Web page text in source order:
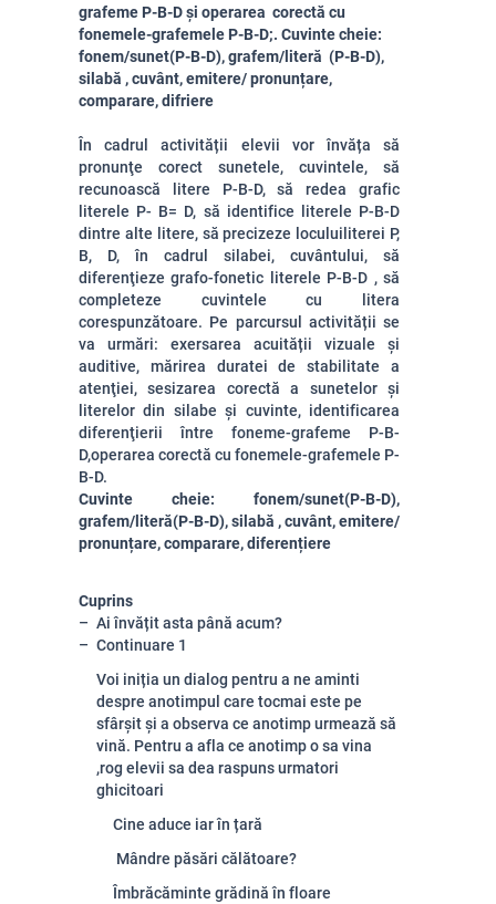
grafeme P-B-D și operarea corectă cu
fonemele-grafemele P-B-D;. Cuvinte cheie:
fonem/sunet(P-B-D), grafem/literă (P-B-D),
silabă , cuvânt, emitere/ pronunțare,
comparare, difriere
În cadrul activității elevii vor învăța să
pronunţe corect sunetele, cuvintele, să
recunoască litere P-B-D,să redea grafic
literele P- B= D, să identifice literele P-B-D
dintre alte litere, să precizeze loculuiliterei P,
B, D, în cadrul silabei, cuvântului, să
diferenţieze grafo-fonetic literele P-B-D , să
completeze cuvintele cu litera
corespunzătoare. Pe parcursul activității se
va urmări: exersarea acuității vizuale și
auditive, mărirea duratei de stabilitate a
atenţiei,sesizarea corectă a sunetelor și
literelor din silabe și cuvinte, identificarea
diferenţierii între foneme-grafeme P-B-
D,operarea corectă cu fonemele-grafemele P-
B-D.
Cuvinte cheie: fonem/sunet(P-B-D),
grafem/literă(P-B-D), silabă , cuvânt, emitere/
pronunțare, comparare, diferențiere
Cuprins
Ai învățit asta până acum?
Continuare 1
Voi iniția un dialog pentru a ne aminti
despre anotimpul care tocmai este pe
sfârșit și a observa ce anotimp urmează să
vină. Pentru a afla ce anotimp o sa vina
,rog elevii sa dea raspuns urmatori
ghicitoari
Cine aduce iar în țară
Mândre păsări călătoare?
Îmbrăcăminte grădină în floare